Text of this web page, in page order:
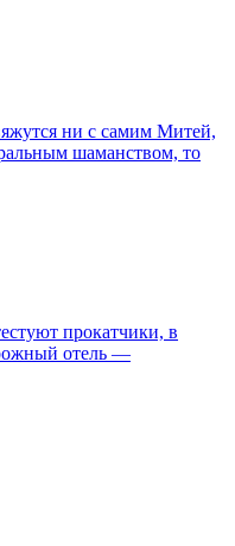
ни с самим Митей,
шаманством, то
прокатчики, в
отель —